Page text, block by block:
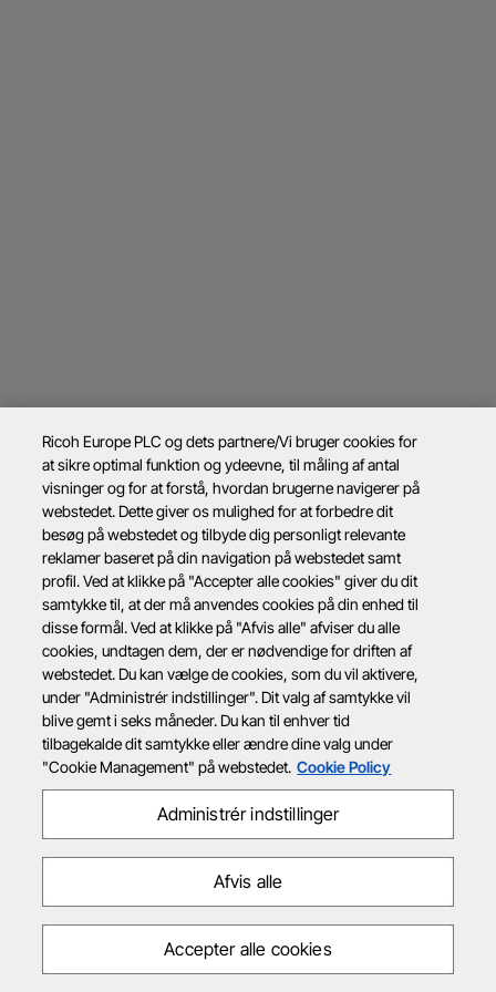
Ricoh Europe PLC og dets partnere/Vi bruger cookies for
at sikre optimal funktion og ydeevne, til måling af antal
visninger og for at forstå, hvordan brugerne navigerer på
webstedet. Dette giver os mulighed for at forbedre dit
besøg på webstedet og tilbyde dig personligt relevante
reklamer baseret på din navigation på webstedet samt
profil. Ved at klikke på "Accepter alle cookies" giver du dit
samtykke til, at der må anvendes cookies på din enhed til
disse formål. Ved at klikke på "Afvis alle" afviser du alle
cookies, undtagen dem, der er nødvendige for driften af
webstedet. Du kan vælge de cookies, som du vil aktivere,
under "Administrér indstillinger". Dit valg af samtykke vil
blive gemt i seks måneder. Du kan til enhver tid
tilbagekalde dit samtykke eller ændre dine valg under
"Cookie Management" på webstedet. Cookie Policy
Administrér indstillinger
Afvis alle
Accepter alle cookies